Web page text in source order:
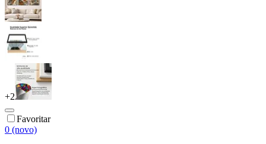
+2
Favoritar
0 (novo)